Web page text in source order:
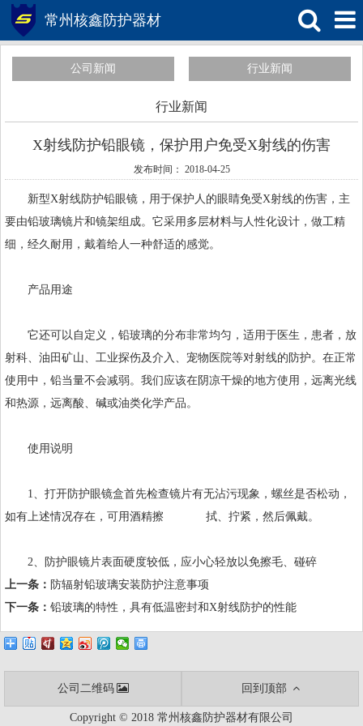
常州核鑫防护器材
公司新闻 行业新闻
行业新闻
X射线防护铅眼镜，保护用户免受X射线的伤害
发布时间： 2018-04-25
新型X射线防护铅眼镜，用于保护人的眼睛免受X射线的伤害，主
要由铅玻璃镜片和镜架组成。它采用多层材料与人性化设计，做工精
细，经久耐用，戴着给人一种舒适的感觉。
产品用途
它还可以自定义，铅玻璃的分布非常均匀，适用于医生，患者，放
射科、油田矿山、工业探伤及介入、宠物医院等对射线的防护。在正常
使用中，铅当量不会减弱。我们应该在阴凉干燥的地方使用，远离光线
和热源，远离酸、碱或油类化学产品。
使用说明
1、打开防护眼镜盒首先检查镜片有无沾污现象，螺丝是否松动，
如有上述情况存在，可用酒精擦 拭、拧紧，然后佩戴。
2、防护眼镜片表面硬度较低，应小心轻放以免擦毛、碰碎
上一条： 防辐射铅玻璃安装防护注意事项
下一条： 铅玻璃的特性，具有低温密封和X射线防护的性能
公司二维码 回到顶部
Copyright © 2018 常州核鑫防护器材有限公司